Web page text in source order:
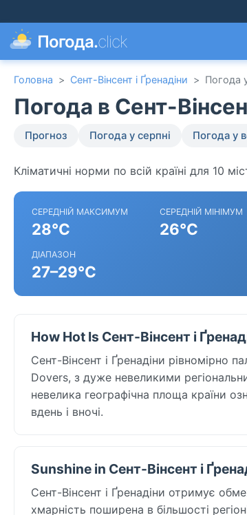
Погода.click
Головна > Сент-Вінсент і Ґренадіни > Погода
Погода в Сент-
Прогноз Погода у серпні Погода у
Кліматичні норми по всій країні для 10
СЕРЕДНІЙ МАКСИМУМ
28°C
СЕРЕДНІЙ МІНІМУМ
26°C
ДІАПАЗОН
27–29°C
How Hot Is Сент-Вінсент і
Сент-Вінсент і Ґренадіни
Dovers, з дуже невеликими
невелика географічна площа країни
вдень і вночі.
Sunshine in Сент-Вінсент і
Сент-Вінсент і Ґренадіни отримує
хмарність поширена в більшості